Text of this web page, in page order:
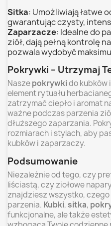
Sitka: Umożliwiają łatwe
gwarantując czysty,
Zaparzacze: Idealne do
ziół, dają pełną kontrolę
pozwala wydobyć
Pokrywki – Utrzymaj
Naszepokrywkido kubków
element rytuału
zatrzymać ciepło i aromat
ważne podczas parzenia
dłuższego zaparzania.
rozmiarach i stylach, aby
kubków i zaparzaczy.
Podsumowanie
Niezależnie od tego, czy
liściastą, czy ziołowe
znajdziesz wszystko,
parzenia. Kubki,sitka,
funkcjonalne, ale także